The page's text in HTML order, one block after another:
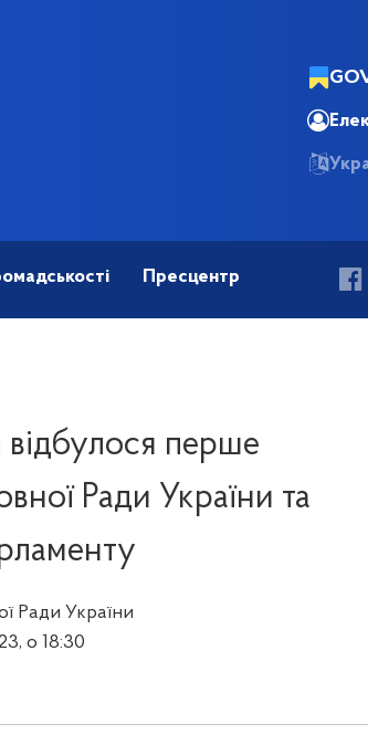
Пресцентр
відбулося перше
Ради України та
Ради України
о 18:30